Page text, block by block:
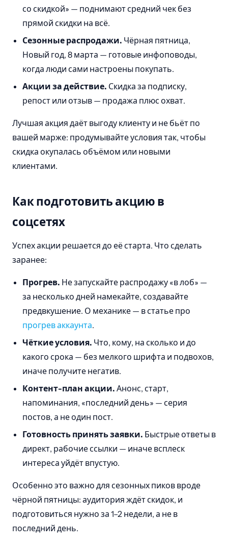
со скидкой» — поднимают средний чек без
прямой скидки на всё.
Сезонные распродажи. Чёрная пятница,
Новый год, 8 марта — готовые инфоповоды,
когда люди сами настроены покупать.
Акции за действие. Скидка за подписку,
репост или отзыв — продажа плюс охват.
Лучшая акция даёт выгоду клиенту и не бьёт по
вашей марже: продумывайте условия так, чтобы
скидка окупалась объёмом или новыми
клиентами.
Как подготовить акцию в
соцсетях
Успех акции решается до её старта. Что сделать
заранее:
Прогрев. Не запускайте распродажу «в лоб» —
за несколько дней намекайте, создавайте
предвкушение. О механике — в статье про
прогрев аккаунта.
Чёткие условия. Что, кому, на сколько и до
какого срока — без мелкого шрифта и подвохов,
иначе получите негатив.
Контент-план акции. Анонс, старт,
напоминания, «последний день» — серия
постов, а не один пост.
Готовность принять заявки. Быстрые ответы в
директ, рабочие ссылки — иначе всплеск
интереса уйдёт впустую.
Особенно это важно для сезонных пиков вроде
чёрной пятницы: аудитория ждёт скидок, и
подготовиться нужно за 1–2 недели, а не в
последний день.